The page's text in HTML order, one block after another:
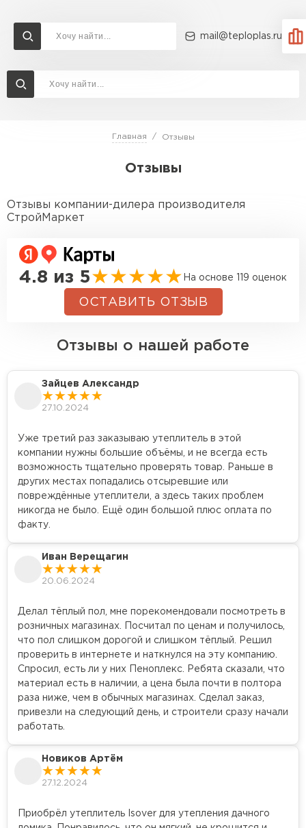
mail@teploplas.ru
Главная Отзывы
Отзывы
Отзывы компании-дилера производителя
СтройМаркет
4.8 из 5 На основе 119 оценок
ОСТАВИТЬ ОТЗЫВ
Отзывы о нашей работе
Зайцев Александр
27.10.2024
Уже третий раз заказываю утеплитель в этой
компании нужны большие объёмы, и не всегда есть
возможность тщательно проверять товар. Раньше в
других местах попадались отсыревшие или
повреждённые утеплители, а здесь таких проблем
никогда не было. Ещё один большой плюс оплата по
факту.
Иван Верещагин
20.06.2024
Делал тёплый пол, мне порекомендовали посмотреть в
розничных магазинах. Посчитал по ценам и получилось,
что пол слишком дорогой и слишком тёплый. Решил
проверить в интернете и наткнулся на эту компанию.
Спросил, есть ли у них Пеноплекс. Ребята сказали, что
материал есть в наличии, а цена была почти в полтора
раза ниже, чем в обычных магазинах. Сделал заказ,
привезли на следующий день, и строители сразу начали
работать.
Новиков Артём
27.12.2024
Приобрёл утеплитель Isover для утепления дачного
Доставка и оплата
Перейти в каталог
Утеплитель Ветонит
ПЕРЕЙТИ
Утеплитель MasterPLEX
ПЕРЕЙТИ
Утеплитель Дирок
Утеплитель Белтеп
ПЕРЕЙТИ
Утеплитель Тизол
Утеплитель Изотек
ПЕРЕЙТИ
Утеплитель Ruspanel
ПЕРЕЙТИ
Утеплитель Rockwool
Утеплитель Knauf
Утеплитель Пеноплекс
Утеплитель Isover
Утеплитель Isoroc
Утеплитель Изовол
Утеплитель Paroc
Утеплитель Hotrock
Утеплитель Изомин
Утеплитель Юматекс
Утеплитель Теплекс